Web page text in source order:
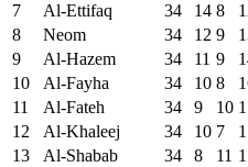
7
Al-Ettifaq 34 14 8
8
Neom 34 12 9
9
Al-Hazem 34 11 9
10
Al-Fayha 34 10 8
11
Al-Fateh 34 9 10
12
Al-Khaleej 34 10 7
13
Al-Shabab 34 8 11